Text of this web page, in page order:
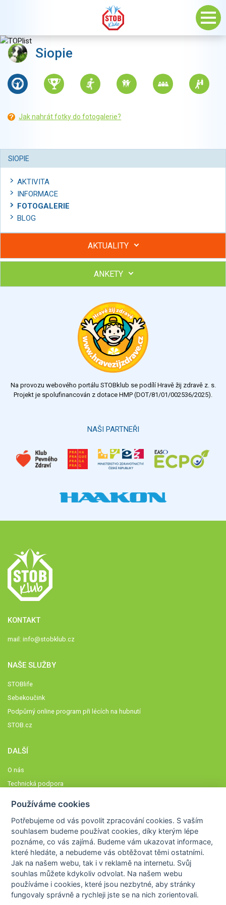
Siopie
Jak nahrát fotky do fotogalerie?
SIOPIE
AKTIVITA
INFORMACE
FOTOGALERIE
BLOG
AKTUALITY
Hubněte s podporou lektorky a skupiny v kurzech STOBu
Chcete poradit s hubnutím? Najděte si odborníka STOBu ve
ANKETY
Výsledky Všechny ankety
Na provozu webového portálu STOBklub se podílí Hravě žij zdravě z. s.
Projekt je spolufinancován z dotace HMP (DOT/81/01/002536/2025).
NAŠI PARTNEŘI
KONTAKT
mail: info@stobklub.cz
NAŠE SLUŽBY
STOBlife
Sebekoučink
Podpůrný online program při lécích na hubnutí
STOB.cz
DALŠÍ
O nás
Technická podpora
Členové STOBklubu
Zásady nakládání s osobními údaji
Otestujte se
Spočítejte si
Výzva 52
Používáme cookies
Potřebujeme od vás povolit zpracování cookies. S vaším
souhlasem budeme používat cookies, díky kterým lépe
poznáme,co vás zajímá. Budeme vám ukazovat informace,
které hledáte, a nebudeme vás obtěžovat těmi ostatními.
Jak na našem webu, tak i v reklamě na internetu. Svůj
souhlas můžete kdykoliv odvolat. Na našem webu
používáme i cookies, které jsou nezbytné, aby stránky
fungovaly správně a rychleji jste se na nich zorientovali.